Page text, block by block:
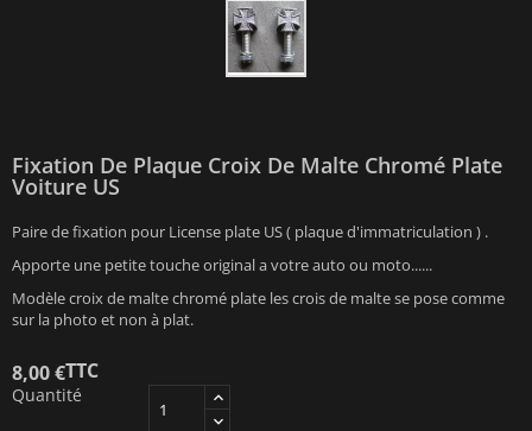
Fixation De Plaque Croix De Malte Chromé Plate
Voiture US
Paire de fixation pour License plate US ( plaque d'immatriculation ) .
Apporte une petite touche original a votre auto ou moto......
Modèle croix de malte chromé plate les crois de malte se pose comme
sur la photo et non à plat.
8,00 €TTC
Quantité